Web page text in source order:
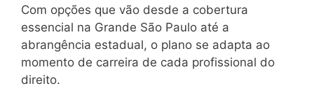
Com opções que vão desde a cobertura
essencial na Grande São Paulo até a
abrangência estadual, o plano se adapta ao
momento de carreira de cada profissional do
direito.